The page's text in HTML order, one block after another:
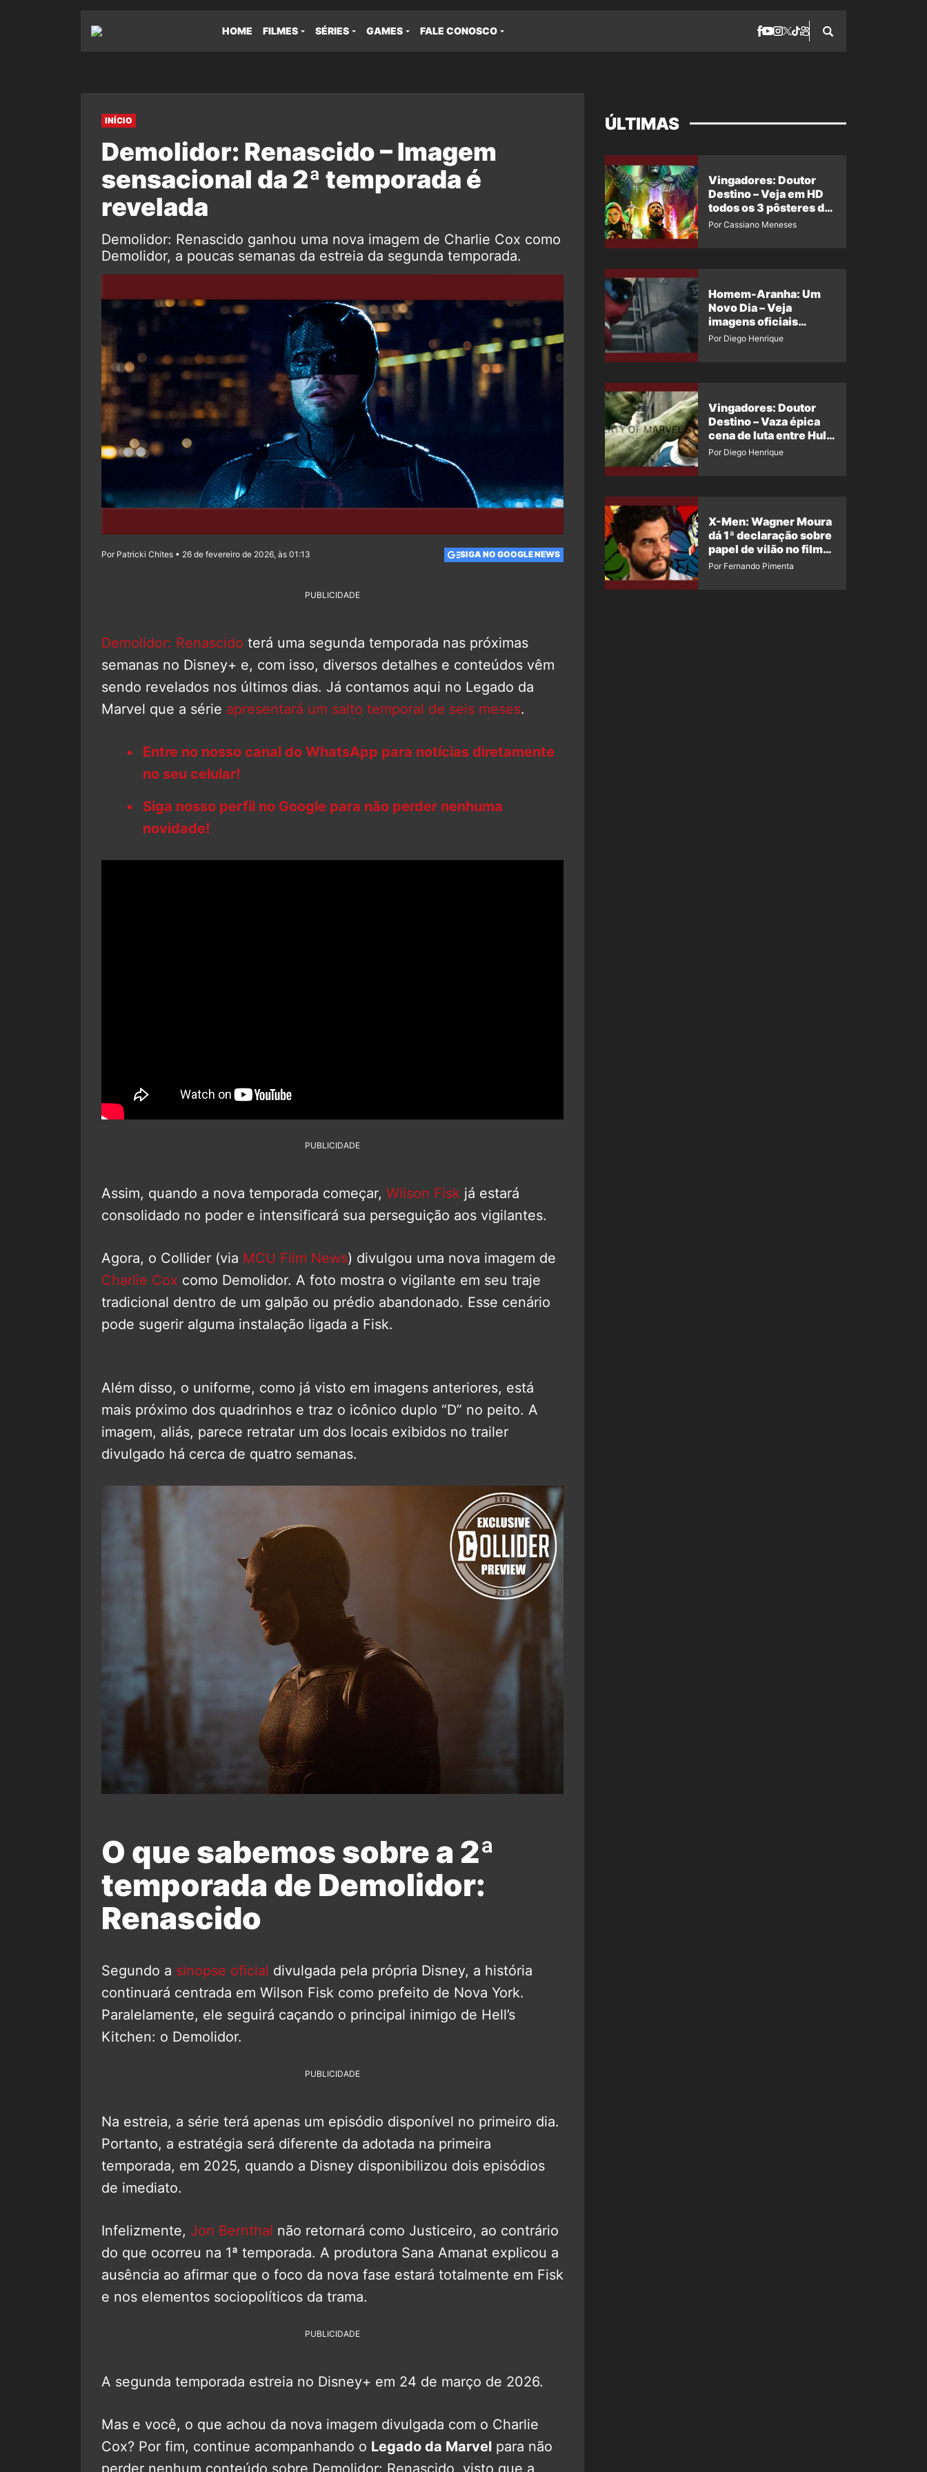
HOME FILMES SÉRIES GAMES FALE CONOSCO
INÍCIO
Demolidor: Renascido – Imagem
sensacional da 2ª temporada é
revelada
Demolidor: Renascido ganhou uma nova imagem de Charlie Cox como
Demolidor, a poucas semanas da estreia da segunda temporada.
Por Patricki Chites • 26 de fevereiro de 2026, às 01:13 SIGA NO GOOGLE NEWS
PUBLICIDADE
Demolidor: Renascido terá uma segunda temporada nas próximas
semanas no Disney+ e, com isso, diversos detalhes e conteúdos vêm
sendo revelados nos últimos dias. Já contamos aqui no Legado da
Marvel que a série apresentará um salto temporal de seis meses.
Entre no nosso canal do WhatsApp para notícias diretamente
no seu celular!
Siga nosso perfil no Google para não perder nenhuma
novidade!
PUBLICIDADE
Assim, quando a nova temporada começar, Wilson Fisk já estará
consolidado no poder e intensificará sua perseguição aos vigilantes.
Agora, o Collider (via MCU Film News) divulgou uma nova imagem de
Charlie Cox como Demolidor. A foto mostra o vigilante em seu traje
tradicional dentro de um galpão ou prédio abandonado. Esse cenário
pode sugerir alguma instalação ligada a Fisk.
Além disso, o uniforme, como já visto em imagens anteriores, está
mais próximo dos quadrinhos e traz o icônico duplo “D” no peito. A
imagem, aliás, parece retratar um dos locais exibidos no trailer
divulgado há cerca de quatro semanas.
O que sabemos sobre a 2ª
temporada de Demolidor:
Renascido
Segundo a sinopse oficial divulgada pela própria Disney, a história
continuará centrada em Wilson Fisk como prefeito de Nova York.
Paralelamente, ele seguirá caçando o principal inimigo de Hell’s
Kitchen: o Demolidor.
PUBLICIDADE
Na estreia, a série terá apenas um episódio disponível no primeiro dia.
Portanto, a estratégia será diferente da adotada na primeira
temporada, em 2025, quando a Disney disponibilizou dois episódios
de imediato.
Infelizmente, Jon Bernthal não retornará como Justiceiro, ao contrário
do que ocorreu na 1ª temporada. A produtora Sana Amanat explicou a
ausência ao afirmar que o foco da nova fase estará totalmente em Fisk
e nos elementos sociopolíticos da trama.
PUBLICIDADE
A segunda temporada estreia no Disney+ em 24 de março de 2026.
Mas e você, o que achou da nova imagem divulgada com o Charlie
Cox? Por fim, continue acompanhando o Legado da Marvel para não
ÚLTIMAS
Vingadores: Doutor
Destino – Veja em HD
todos os 3 pôsteres de
‘Doomsday’ + 1 imagem
Por Cassiano Meneses
Homem-Aranha: Um
Novo Dia – Veja
imagens oficiais
descartadas do Hulk
Por Diego Henrique
Vingadores: Doutor
Destino – Vaza épica
cena de luta entre Hulk
e o Coisa
Por Diego Henrique
X-Men: Wagner Moura
dá 1ª declaração sobre
papel de vilão no filme
da Marvel
Por Fernando Pimenta